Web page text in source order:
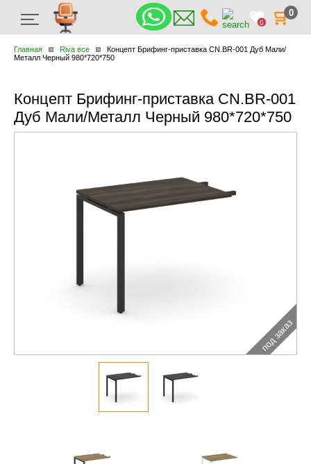
0
0
Главная Riva все
Концепт Брифинг-приставка CN.BR-001 Дуб Мали/
Металл Черный 980*720*750
Концепт Брифинг-приставка CN.BR-001
Дуб Мали/Металл Черный 980*720*750
под заказ